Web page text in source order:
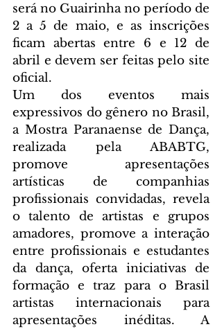
será no Guairinha no período de
2 a 5 de maio, e as inscrições
ficam abertas entre 6 e 12 de
abril e devem ser feitas pelo site
oficial.
Um dos eventos mais
expressivos do gênero no Brasil,
a Mostra Paranaense de Dança,
realizada pela ABABTG,
promove apresentações
artísticas de companhias
profissionais convidadas, revela
o talento de artistas e grupos
amadores, promove a interação
entre profissionais e estudantes
da dança, oferta iniciativas de
formação e traz para o Brasil
artistas internacionais para
apresentações inéditas. A